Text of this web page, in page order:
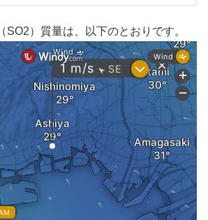
SO2）質量は、以下のとおりです。